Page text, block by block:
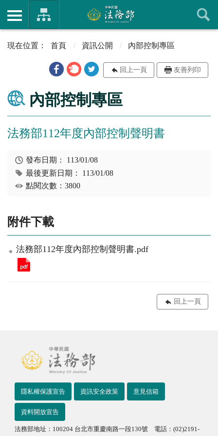
首頁 資訊公開 內部控制專區
回上一頁 友善列印
內部控制專區
法務部112年度內部控制聲明書
發布日期： 113/01/08
最後更新日期： 113/01/08
點閱次數：3800
附件下載
法務部112年度內部控制聲明書.pdf
回上一頁
隱私權保護宣告 資訊安全政策 意見信箱
資料開放宣告
法務部地址：100204 台北市重慶南路一段130號 電話：(02)2191-